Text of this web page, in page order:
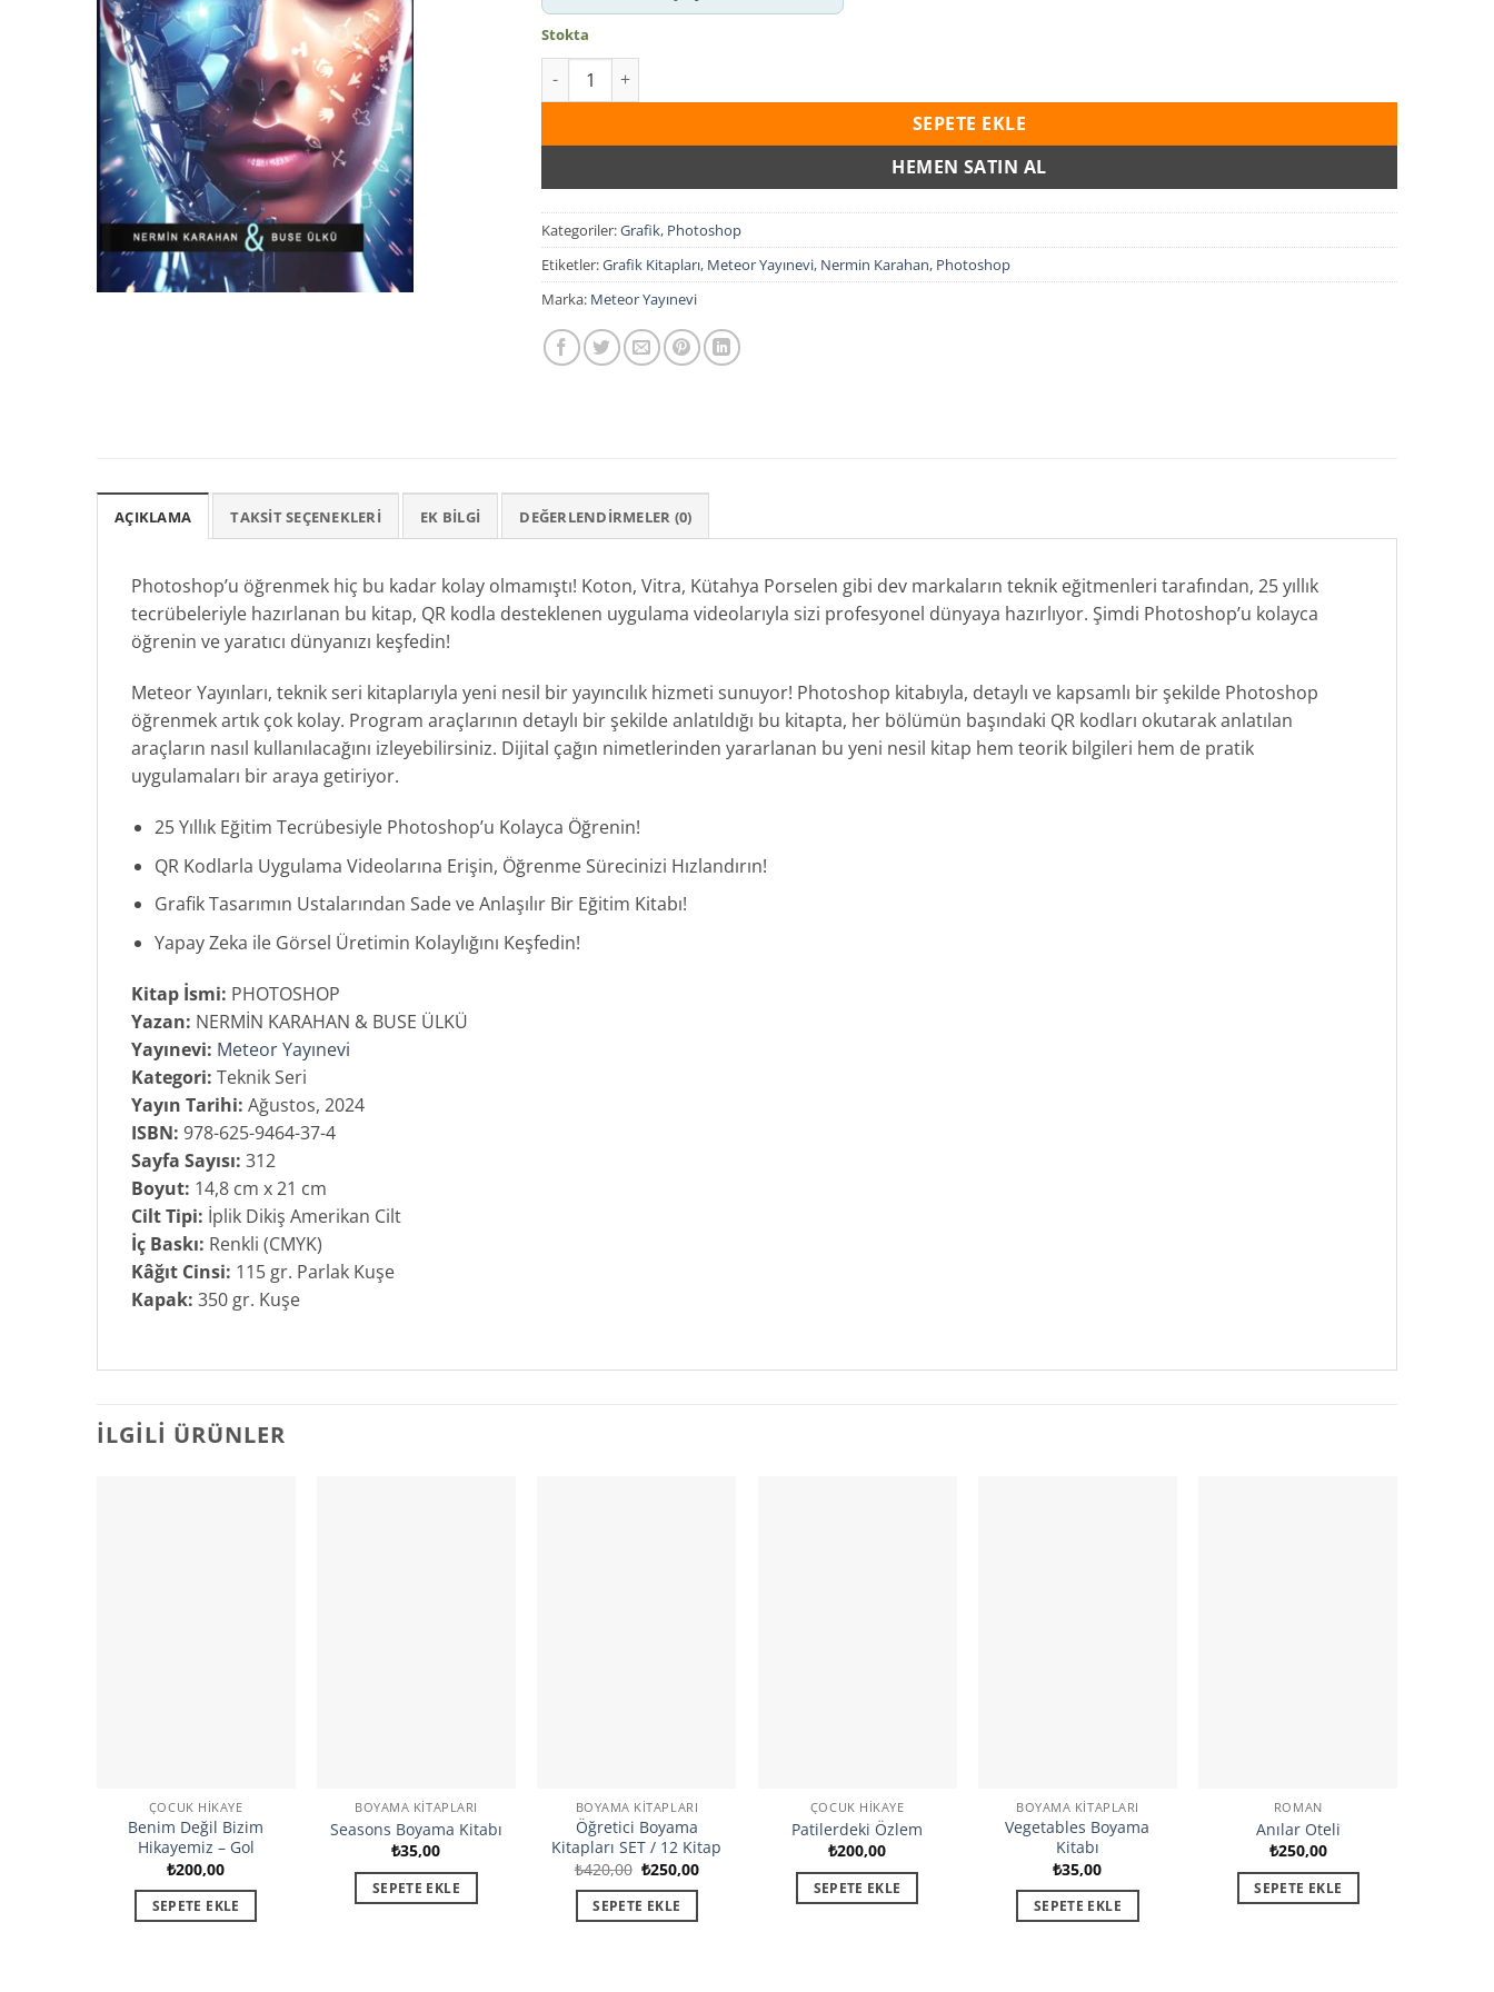
Stokta
Photoshop adet
SEPETE EKLE
HEMEN SATIN AL
Kategoriler:Grafik, Photoshop
Etiketler:Grafik Kitapları, Meteor Yayınevi, Nermin Karahan, Photoshop
Marka: Meteor Yayınevi
AÇIKLAMA TAKSIT SEÇENEKLERI EK BILGI DEĞERLENDIRMELER (0)
Photoshop’u öğrenmek hiç bu kadar kolay olmamıştı! Koton, Vitra, Kütahya Porselen gibi dev markaların teknik eğitmenleri tarafından, 25 yıllık
tecrübeleriyle hazırlanan bu kitap, QR kodla desteklenen uygulama videolarıyla sizi profesyonel dünyaya hazırlıyor. Şimdi Photoshop’u kolayca
öğrenin ve yaratıcı dünyanızı keşfedin!
Meteor Yayınları, teknik seri kitaplarıyla yeni nesil bir yayıncılık hizmeti sunuyor! Photoshop kitabıyla, detaylı ve kapsamlı bir şekilde Photoshop
öğrenmek artık çok kolay. Program araçlarının detaylı bir şekilde anlatıldığı bu kitapta, her bölümün başındaki QR kodları okutarak anlatılan
araçların nasıl kullanılacağını izleyebilirsiniz. Dijital çağın nimetlerinden yararlanan bu yeni nesil kitap hem teorik bilgileri hem de pratik
uygulamaları bir araya getiriyor.
25 Yıllık Eğitim Tecrübesiyle Photoshop’u Kolayca Öğrenin!
QR Kodlarla Uygulama Videolarına Erişin, Öğrenme Sürecinizi Hızlandırın!
Grafik Tasarımın Ustalarından Sade ve Anlaşılır Bir Eğitim Kitabı!
Yapay Zeka ile Görsel Üretimin Kolaylığını Keşfedin!
Kitap İsmi: PHOTOSHOP
Yazan: NERMİN KARAHAN & BUSE ÜLKÜ
Yayınevi: Meteor Yayınevi
Kategori: Teknik Seri
Yayın Tarihi: Ağustos, 2024
ISBN: 978-625-9464-37-4
Sayfa Sayısı: 312
Boyut: 14,8 cm x 21 cm
Cilt Tipi: İplik Dikiş Amerikan Cilt
İç Baskı: Renkli (CMYK)
Kâğıt Cinsi: 115 gr. Parlak Kuşe
Kapak: 350 gr. Kuşe
İLGILI ÜRÜNLER
ÇOCUK HIKAYE
Benim Değil Bizim
Hikayemiz – Gol
₺200,00
SEPETE EKLE
BOYAMA KITAPLARI
Seasons Boyama Kitabı
₺35,00
SEPETE EKLE
BOYAMA KITAPLARI
Öğretici Boyama
Kitapları SET / 12 Kitap
₺420,00 Orijinal
₺420,00.
₺250,00Şu
SEPETE EKLE
ÇOCUK HIKAYE
Patilerdeki Özlem
₺200,00
SEPETE EKLE
BOYAMA KITAPLARI
Vegetables Boyama
Kitabı
₺35,00
SEPETE EKLE
ROMAN
Anılar Oteli
₺250,00
SEPETE EKLE